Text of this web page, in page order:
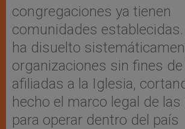
congregaciones ya tienen
comunidades
ha disuelto
organizaciones sin fines
afiliadas a la Iglesia,
hecho el marco legal de
para operar dentro del país